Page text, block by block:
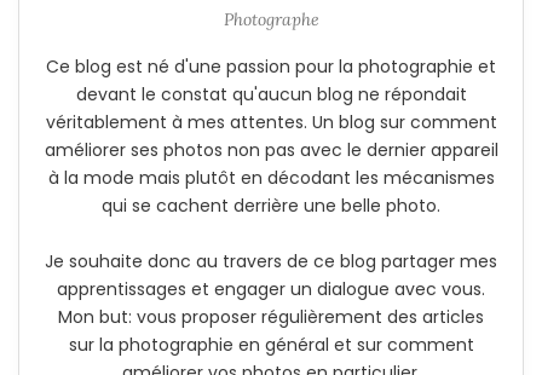
Photographe
Ce blog est né d'une passion pour la photographie et
devant le constat qu'aucun blog ne répondait
véritablement à mes attentes. Un blog sur comment
améliorer ses photos non pas avec le dernier appareil
à la mode mais plutôt en décodant les mécanismes
qui se cachent derrière une belle photo.
Je souhaite donc au travers de ce blog partager mes
apprentissages et engager un dialogue avec vous.
Mon but: vous proposer régulièrement des articles
sur la photographie en général et sur comment